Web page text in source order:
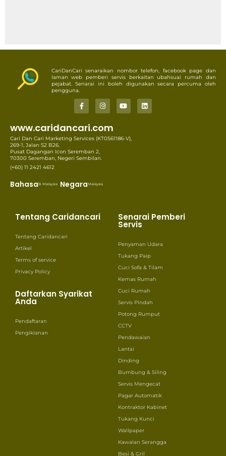
CariDanCari senaraikan nombor telefon, facebook page dan
laman web pemberi servis berkaitan ubahsuai rumah dan
pejabat. Senarai ini boleh digunakan secara percuma oleh
pengguna.
www.caridancari.com
Cari Dan Cari Marketing Services (KT0561186-V),
269-1, Jalan S2 B26,
Pusat Dagangan Icon Seremban 2,
70300 Seremban, Negeri Sembilan.
(+60) 11 2421 4612
BahasaB. Malaysia NegaraMalaysia
Tentang Caridancari
Tentang Caridancari
Artikel
Terms of service
Privacy Policy
Daftarkan Syarikat
Anda
Pendaftaran
Pengiklanan
Senarai Pemberi
Servis
Penyaman Udara
Tukang Paip
Cuci Sofa & Tilam
Kemas Rumah
Cuci Rumah
Servis Pindah
Potong Rumput
CCTV
Pendawaian
Lantai
Dinding
Bumbung & Siling
Servis Mengecat
Pagar Automatik
Kontraktor Kabinet
Tukang Kunci
Wallpaper
Kawalan Serangga
Besi & Gril